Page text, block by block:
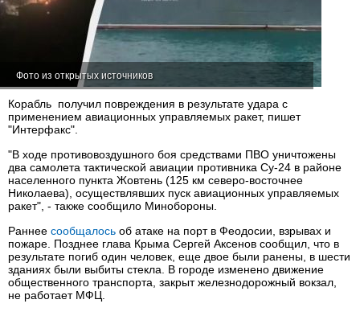
Фото из открытых источников
Корабль получил повреждения в результате удара с
применением авиационных управляемых ракет, пишет
"Интерфакс".
"В ходе противовоздушного боя средствами ПВО уничтожены
два самолета тактической авиации противника Су-24 в районе
населенного пункта Жовтень (125 км северо-восточнее
Николаева), осуществлявших пуск авиационных управляемых
ракет", - также сообщило Минобороны.
Раннее сообщалось об атаке на порт в Феодосии, взрывах и
пожаре. Позднее глава Крыма Сергей Аксенов сообщил, что в
результате погиб один человек, еще двое были ранены, в шести
зданиях были выбиты стекла. В городе изменено движение
общественного транспорта, закрыт железнодорожный вокзал,
не работает МФЦ.